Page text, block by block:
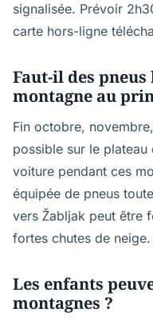
signalisée. Prévoir
carte hors-ligne
Faut-il des
montagne au
Fin octobre,
possible sur le plateau
voiture pendant ces
équipée de pneus
vers Žabljak peut être
fortes chutes de neige.
Les enfants
montagnes ?